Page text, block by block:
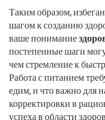
Таким образом,
шагом к созданию
ваше понимание
постепенные шаги
чем стремление к
Работа с питанием
едим, и что важно для
корректировки в
успеха в области